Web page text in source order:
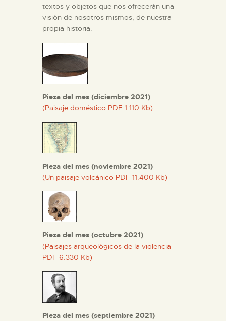
textos y objetos que nos ofrecerán una
visión de nosotros mismos, de nuestra
propia historia.
Pieza del mes (diciembre 2021)
(Paisaje doméstico PDF 1.110 Kb)
Pieza del mes (noviembre 2021)
(Un paisaje volcánico PDF 11.400 Kb)
Pieza del mes (octubre 2021)
(Paisajes arqueológicos de la violencia
PDF 6.330 Kb)
Pieza del mes (septiembre 2021)